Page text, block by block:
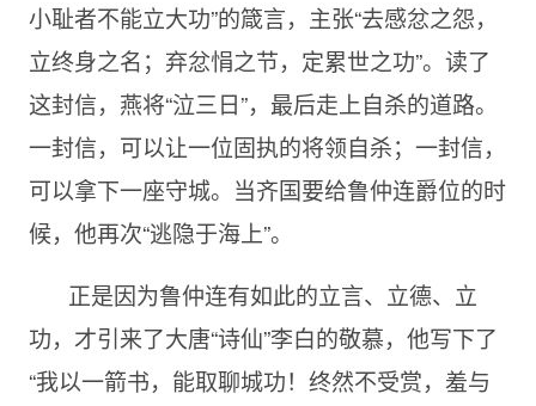
小耻者不能立大功”的箴言，主张“去感忿之怨，
立终身之名；弃忿悁之节，定累世之功”。读了
这封信，燕将“泣三日”，最后走上自杀的道路。
一封信，可以让一位固执的将领自杀；一封信，
可以拿下一座守城。当齐国要给鲁仲连爵位的时
候，他再次“逃隐于海上”。
正是因为鲁仲连有如此的立言、立德、立
功，才引来了大唐“诗仙”李白的敬慕，他写下了
“我以一箭书，能取聊城功！终然不受赏，羞与